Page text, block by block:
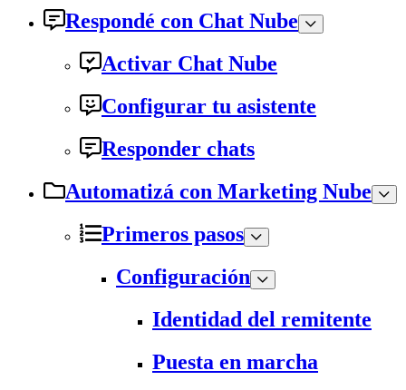
Respondé con Chat Nube
Activar Chat Nube
Configurar tu asistente
Responder chats
Automatizá con Marketing Nube
Primeros pasos
Configuración
Identidad del remitente
Puesta en marcha